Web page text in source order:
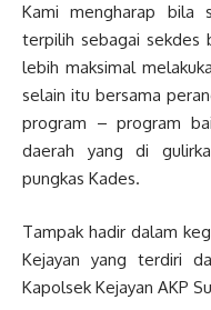
Kami mengharap bila
terpilih sebagai sekdes
lebih maksimal
selain itu bersama
program – program
daerah yang di
pungkas Kades.
Tampak hadir dalam
Kejayan yang terdiri
Kapolsek Kejayan AKP